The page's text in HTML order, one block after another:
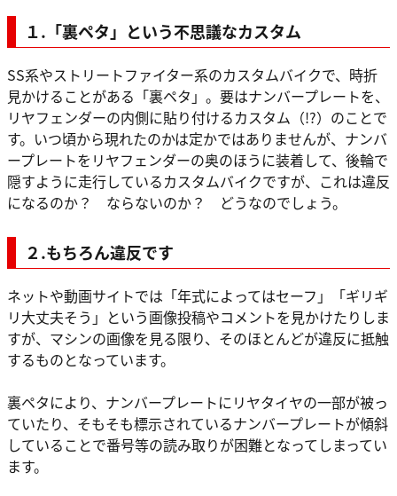
１.「裏ペタ」という不思議なカスタム
SS系やストリートファイター系のカスタムバイクで、時折
見かけることがある「裏ペタ」。要はナンバープレートを、
リヤフェンダーの内側に貼り付けるカスタム（!?）のことで
す。いつ頃から現れたのかは定かではありませんが、ナンバ
ープレートをリヤフェンダーの奥のほうに装着して、後輪で
隠すように走行しているカスタムバイクですが、これは違反
になるのか？ ならないのか？ どうなのでしょう。
２.もちろん違反です
ネットや動画サイトでは「年式によってはセーフ」「ギリギ
リ大丈夫そう」という画像投稿やコメントを見かけたりしま
すが、マシンの画像を見る限り、そのほとんどが違反に抵触
するものとなっています。
裏ペタにより、ナンバープレートにリヤタイヤの一部が被っ
ていたり、そもそも標示されているナンバープレートが傾斜
していることで番号等の読み取りが困難となってしまってい
ます。